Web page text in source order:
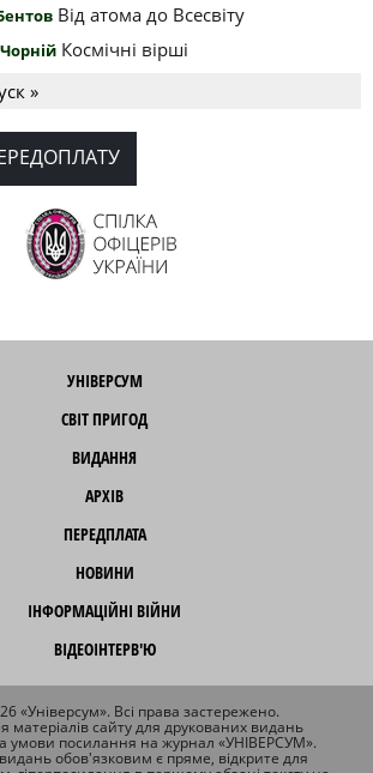
Від атома до Всесвіту
Космічні вірші
»
УНІВЕРСУМ
СВІТ ПРИГОД
ВИДАННЯ
АРХІВ
ПЕРЕДПЛАТА
НОВИНИ
ІНФОРМАЦІЙНІ ВІЙНИ
ВІДЕОІНТЕРВ'Ю
«Універсум». Всі права застережено.
матеріалів сайту для друкованих видань
умови посилання на журнал «УНІВЕРСУМ».
обов'язковим є пряме, відкрите для